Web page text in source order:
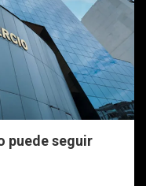
puede seguir